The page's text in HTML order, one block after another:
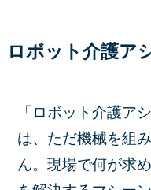
ロボット介護ア
「ロボット介護ア
は、ただ機械を組
ん。現場で何が求